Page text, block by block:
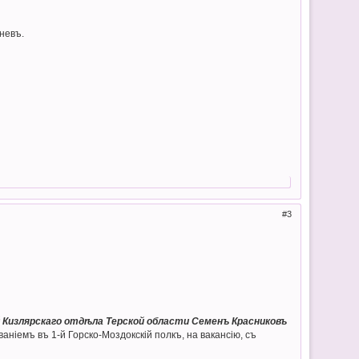
3
отдѣла Терской области Семенъ Красниковъ
въ 1-й Горско-Моздокскій полкъ, на вакансію, съ